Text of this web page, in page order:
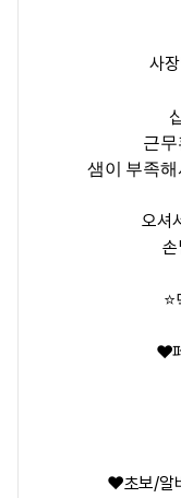
사
근
샘이 부족
오셔
손
❤️
❤️초보/알